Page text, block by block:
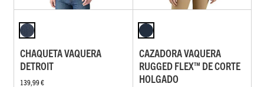
CHAQUETA VAQUERA
DETROIT
139,99 €
CAZADORA VAQUERA
RUGGED FLEX™ DE CORTE
HOLGADO